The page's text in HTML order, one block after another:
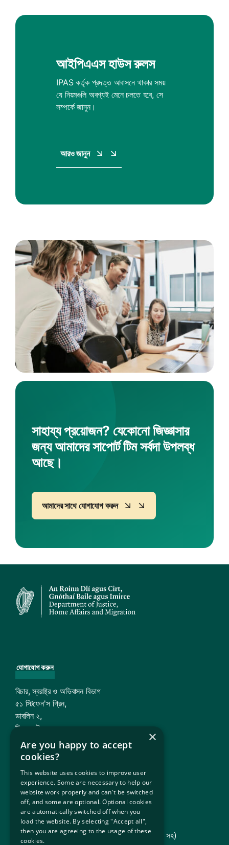
আইপিএএস হাউস রুলস
IPAS কর্তৃক প্রদত্ত আবাসনে থাকার সময়
যে নিয়মগুলি অবশ্যই মেনে চলতে হবে, সে
সম্পর্কে জানুন।
আরও জানুন
সাহায্য প্রয়োজন? যেকোনো জিজ্ঞাসার
জন্য আমাদের সাপোর্ট টিম সর্বদা উপলব্ধ
আছে।
আমাদের সাথে যোগাযোগ করুন
যোগাযোগ করুন
বিচার, স্বরাষ্ট্র ও অভিবাসন বিভাগ
৫১ স্টিফেন'স গ্রিন,
ডাবলিন ২,
ডি০২ এইচকে৫২
ইমেইল: ipasinbox@justice.ie
সংস্থা এবং অফিস
অভিবাসন পরিষেবা বিতরণ (ISD)
TARA – আশ্রয় ও প্রত্যাবর্তন আপিল ট্রাইব্যুনাল
আইনি সহায়তা বোর্ড (শরণার্থী আইনি পরিষেবা [আরএলএস] সহ)
×
Are you happy to accept
cookies?
This website uses cookies to improve user
experience. Some are necessary to help our
website work properly and can't be switched
off, and some are optional. Optional cookies
are automatically switched off when you
load the website. By selecting "Accept all",
then you are agreeing to the usage of these
cookies.